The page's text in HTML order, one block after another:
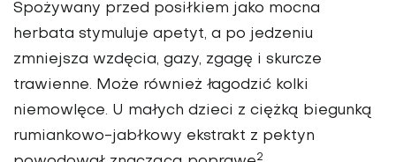
Spożywany przed posiłkiem jako mocna
herbata stymuluje apetyt, a po jedzeniu
zmniejsza wzdęcia, gazy, zgagę i skurcze
trawienne. Może również łagodzić kolki
niemowlęce. U małych dzieci z ciężką biegunką
rumiankowo-jabłkowy ekstrakt z pektyn
2